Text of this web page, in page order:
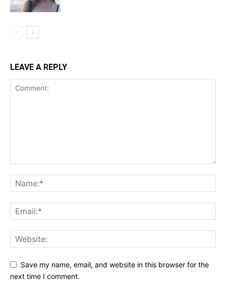
LEAVE A REPLY
Save my name, email, and website in this browser for the
next time I comment.